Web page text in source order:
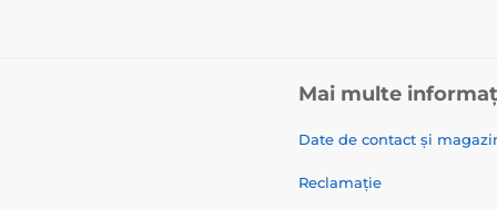
Mai multe
Date de contact și
Reclamație